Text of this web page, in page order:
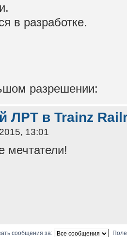
в разработке.
разрешении:
ЛРТ в Trainz
13:01
мечтатели!
сообщения за: